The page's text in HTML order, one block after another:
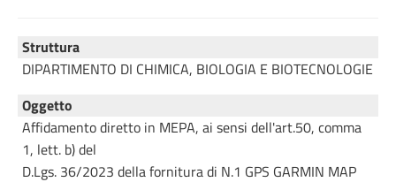
Struttura
DIPARTIMENTO DI CHIMICA, BIOLOGIA E BIOTECNOLOGIE
Oggetto
Affidamento diretto in MEPA, ai sensi dell'art.50, comma
1, lett. b) del
D.Lgs. 36/2023 della fornitura di N.1 GPS GARMIN MAP